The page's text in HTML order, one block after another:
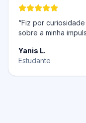
“Fiz por
sobre a minha
Yanis L.
Estudante